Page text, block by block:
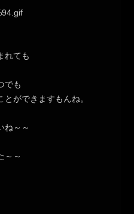
れても
でも
ができますもんね。
ね～～
～～